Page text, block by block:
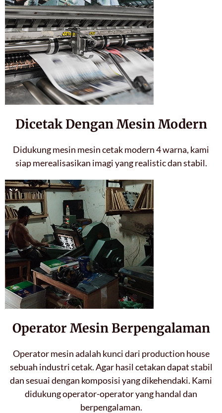
Dicetak Dengan Mesin Modern
Didukung mesin mesin cetak modern 4 warna, kami
siap merealisasikan imagi yang realistic dan stabil.
Operator Mesin Berpengalaman
Operator mesin adalah kunci dari production house
sebuah industri cetak. Agar hasil cetakan dapat stabil
dan sesuai dengan komposisi yang dikehendaki. Kami
didukung operator-operator yang handal dan
berpengalaman.